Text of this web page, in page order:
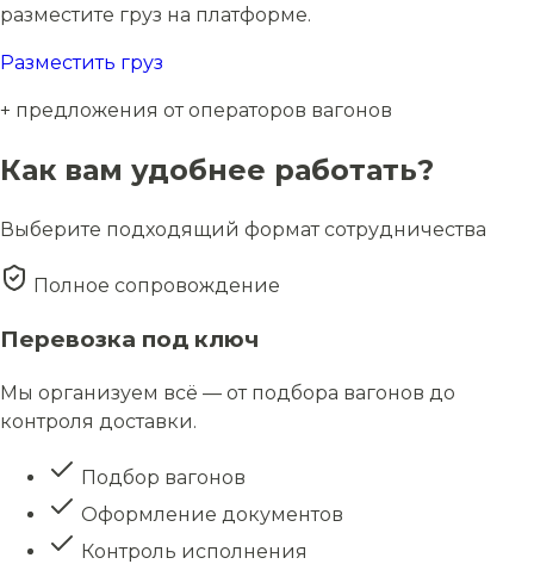
разместите груз на платформе.
Разместить груз
+ предложения от операторов вагонов
Как вам удобнее работать?
Выберите подходящий формат сотрудничества
Полное сопровождение
Перевозка под ключ
Мы организуем всё — от подбора вагонов до
контроля доставки.
Подбор вагонов
Оформление документов
Контроль исполнения